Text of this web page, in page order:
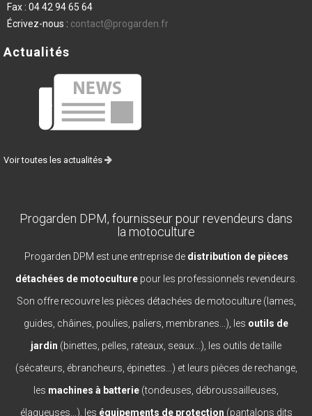
Fax : 04 42 94 65 64
Écrivez-nous : contact@progarden.fr
Actualités
Voir toutes les actualités
Progarden DPM, fournisseur pour revendeurs dans
la motoculture
Progarden DPM est une entreprise de distribution de pièces
détachées de motoculturepour les professionnels revendeurs.
Son offre recouvre les pièces détachées de motoculture (lames,
guides, châines, poulies, paliers, membranes...), les outils de
jardin (binettes, pelles, rateaux, seaux...), les outils de taille
(sécateurs, ébrancheurs, épinettes...) et leurs pièces de rechange,
les machines à batterie (tondeuses, débroussailleuses,
élagueuses...), les équipements de protection (pantalons dits